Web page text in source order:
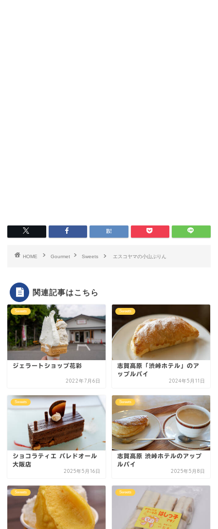
HOME Gourmet Sweets エスコヤマの小山ぷりん
関連記事はこちら
Sweets
ジェラートショップ花彩
2022年7月6日
Sweets
志賀高原「渋峠ホテル」のア
ップルパイ
2024年5月11日
Sweets
ショコラティエ パレドオール
大阪店
2025年5月16日
Sweets
志賀高原 渋峠ホテルのアップ
ルパイ
2025年5月8日
Sweets Sweets